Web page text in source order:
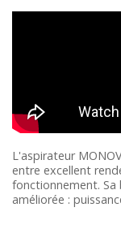
L'aspirateur
entre excellent
fonctionnement.
améliorée :